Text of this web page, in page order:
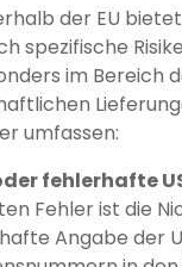
der EU
spezifische
im Bereich
umfassen:
fehlerhafte
Fehler ist die
Angabe der